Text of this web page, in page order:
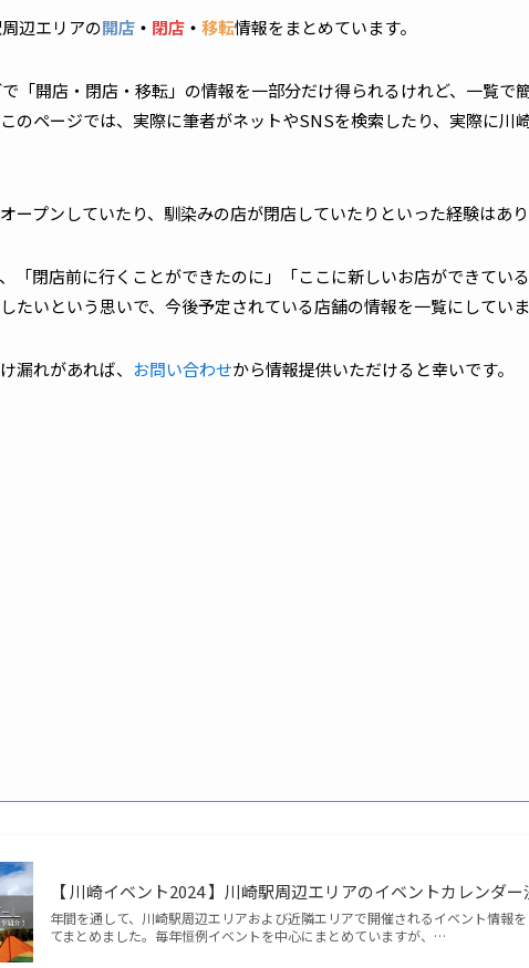
辺エリアの開店 ・ 閉店 ・ 移転情報をまとめています。
「開店・閉店・移転」の情報を一部分だけ得られるけれど、一覧で
のページでは、実際に筆者がネットやSNSを検索したり、実際に川
ープンしていたり、馴染みの店が閉店していたりといった経験はあ
「閉店前に行くことができたのに」「ここに新しいお店ができてい
たいという思いで、今後予定されている店舗の情報を一覧にしてい
漏れがあれば、 お問い合わせから情報提供いただけると幸いです。
【 川崎イベント2024 】川崎駅周辺エリアのイベントカレンダ
年間を通して、川崎駅周辺エリアおよび近隣エリアで開催されるイベント情報
てまとめました。毎年恒例イベントを中心にまとめていますが、…